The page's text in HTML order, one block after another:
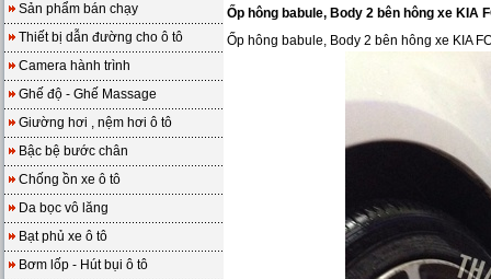
Sản phẩm bán chạy
Thiết bị dẫn đường cho ô tô
Camera hành trình
Ghế độ - Ghế Massage
Giường hơi , nệm hơi ô tô
Bậc bệ bước chân
Chống ồn xe ô tô
Da bọc vô lăng
Bạt phủ xe ô tô
Bơm lốp - Hút bụi ô tô
Ốp hông babule, Body 2 bên hông xe KIA
Ốp hông babule, Body 2 bên hông xe KIA